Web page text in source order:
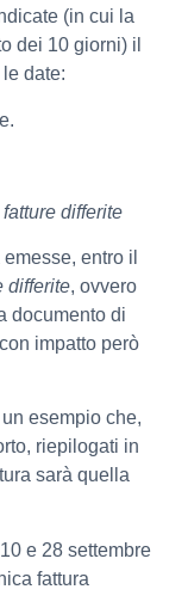
(in cui la
dei 10 giorni) il
date:
fatture differite
entro il
differite, ovvero
documento di
impatto però
esempio che,
riepilogati in
sarà quella
e 28 settembre
fattura